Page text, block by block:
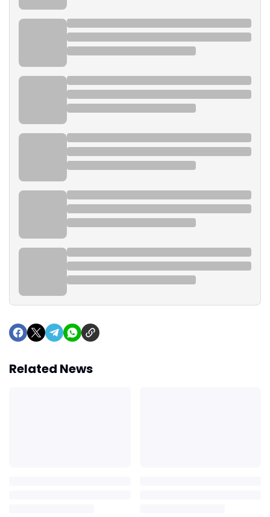
Related News